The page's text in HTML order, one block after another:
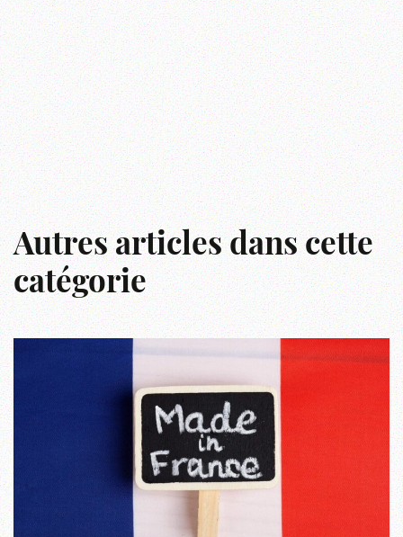
Autres articles dans cette
catégorie